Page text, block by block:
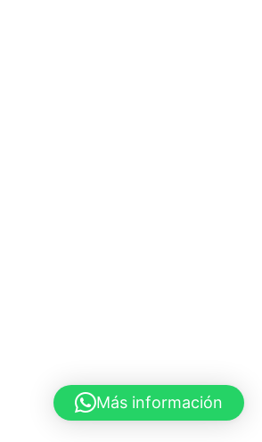
Más información